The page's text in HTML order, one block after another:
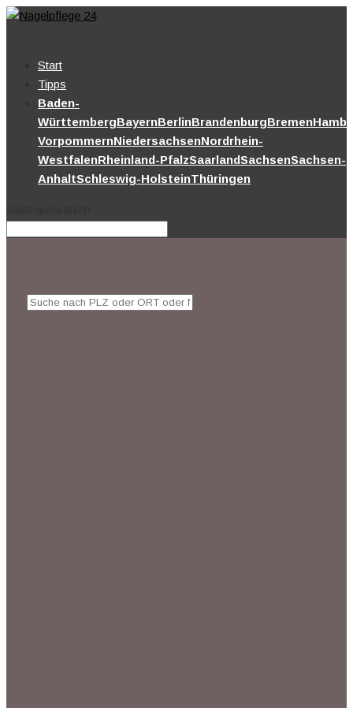
Start
Tipps
Baden-
WürttembergBayernBerlinBrandenburgBremen
VorpommernNiedersachsenNordrhein-
WestfalenRheinland-PfalzSaarlandSachsenSachsen-
AnhaltSchleswig-HolsteinThüringen